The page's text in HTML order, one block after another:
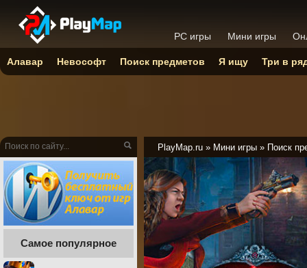
PlayMap.ru » Мини игры » Поиск
Самое популярное
PC игры Мини игры
Алавар Невософт Поиск предметов Я ищу Три в